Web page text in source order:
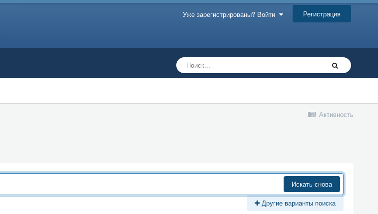
Уже зарегистрированы? Войти Регистрация
Активность
Искать снова
Другие варианты поиска